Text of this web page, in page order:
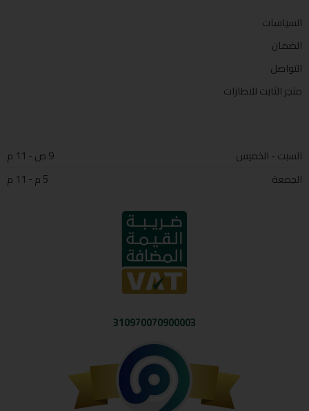
السياسات
الضمان
التواصل
متجر الثابت للاطارات
السبت - الخميس
9 ص - 11 م
الجمعة
5 م - 11 م
310970070900003